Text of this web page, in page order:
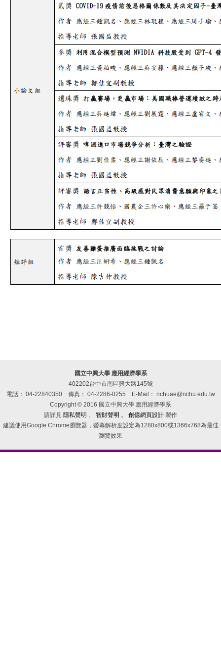
國立中興大學 應用經濟學系
402202台中市南區興大路145號
電話： 04-22840350
傳真： 04-2286-0255
E-Mail： nchuae@nchu.edu.tw
Copyright © 2016 國立中興大學 應用經濟學系
請詳見 隱私聲明 。 智財聲明 。 創億網頁設計 製作
建議使用Google Chrome瀏覽器，螢幕解析度設定為1280x800或1366x768為最佳
瀏覽效果